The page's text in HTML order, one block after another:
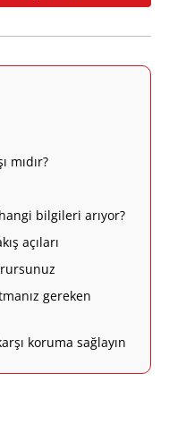
mıdır?
bilgileri arıyor?
açıları
gereken
koruma sağlayın